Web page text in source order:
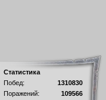
Статистика
Побед:
1310830
Поражений:
109566